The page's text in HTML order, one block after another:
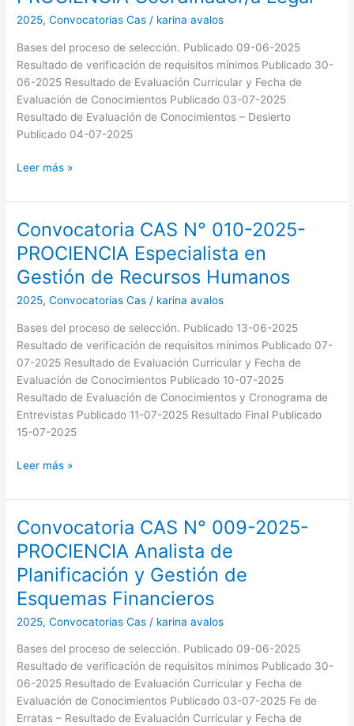
2025,Convocatorias Cas / karina avalos
Bases del proceso de selección. Publicado 09-06-2025
Resultado de verificación de requisitos mínimos Publicado 30-
06-2025 Resultado de Evaluación Curricular y Fecha de
Evaluación de Conocimientos Publicado 03-07-2025
Resultado de Evaluación de Conocimientos – Desierto
Publicado 04-07-2025
N°
008-
PROCIENCIA
Leer más »
Convocatoria CAS N° 010-2025-
PROCIENCIA Especialista en
Gestión de Recursos Humanos
2025,Convocatorias Cas / karina avalos
Bases del proceso de selección. Publicado 13-06-2025
Resultado de verificación de requisitos mínimos Publicado 07-
07-2025 Resultado de Evaluación Curricular y Fecha de
Evaluación de Conocimientos Publicado 10-07-2025
Resultado de Evaluación de Conocimientos y Cronograma de
Entrevistas Publicado 11-07-2025 Resultado Final Publicado
15-07-2025
Convocatoria
CAS
N°
010-
2025-
Especialista
en
Gestión
de
Recursos
Humanos
Leer más »
Convocatoria CAS N° 009-2025-
PROCIENCIA Analista de
Planificación y Gestión de
Esquemas Financieros
2025,Convocatorias Cas / karina avalos
Bases del proceso de selección. Publicado 09-06-2025
Resultado de verificación de requisitos mínimos Publicado 30-
06-2025 Resultado de Evaluación Curricular y Fecha de
Evaluación de Conocimientos Publicado 03-07-2025 Fe de
Erratas – Resultado de Evaluación Curricular y Fecha de
Convocatoria
CAS
N°
009-
2025-
PROCIENCIA
Analista
de
Planificación
y
Gestión
de